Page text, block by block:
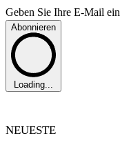
Geben Sie Ihre E-Mail ein
Abonnieren
Loading...
NEUESTE